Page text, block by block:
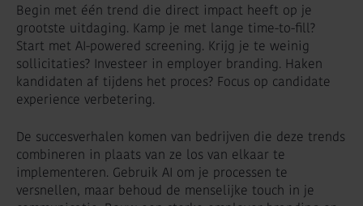
Begin met één trend die direct impact heeft op je
grootste uitdaging. Kamp je met lange time-to-fill?
Start met AI-powered screening. Krijg je te weinig
sollicitaties? Investeer in employer branding. Haken
kandidaten af tijdens het proces? Focus op candidate
experience verbetering.
De succesverhalen komen van bedrijven die deze trends
combineren in plaats van ze los van elkaar te
implementeren. Gebruik AI om je processen te
versnellen, maar behoud de menselijke touch in je